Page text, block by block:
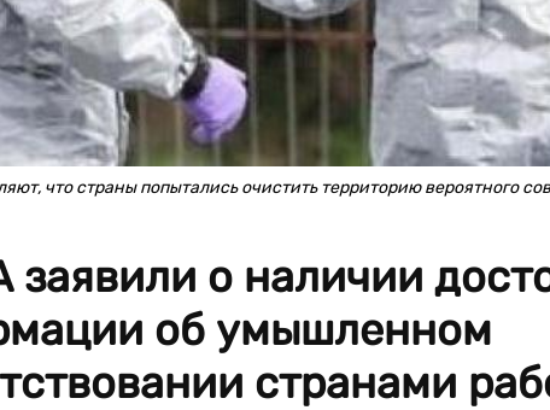
что страны попытались очистить территорию вероятного
о наличии
об умышленном
странами